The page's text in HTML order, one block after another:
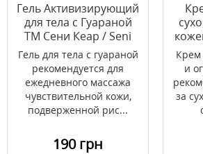
Гель Активизирующий
для тела с Гуараной
ТМ Сени Кеар / Seni
Care 200 мл
Гель для тела с гуараной
рекомендуется для
ежедневного массажа
чувствительной кожи,
подверженной рис...
190 грн
Крем
и
за